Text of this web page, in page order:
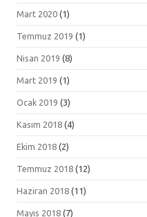
Mart 2020 (1)
Temmuz 2019 (1)
Nisan 2019 (8)
Mart 2019 (1)
Ocak 2019 (3)
Kasım 2018 (4)
Ekim 2018 (2)
Temmuz 2018 (12)
Haziran 2018 (11)
Mayıs 2018 (7)